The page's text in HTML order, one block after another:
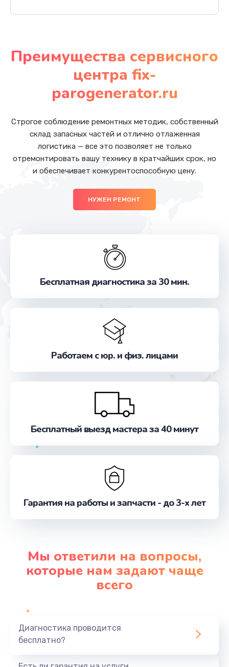
Преимущества сервисного
центра fix-
parogenerator.ru
Строгое соблюдение ремонтных методик, собственный
склад запасных частей и отлично отлаженная
логистика — все это позволяет не только
отремонтировать вашу технику в кратчайших срок, но
и обеспечивает конкурентоспособную цену.
НУЖЕН РЕМОНТ
Бесплатная диагностика за 30 мин.
Работаем с юр. и физ. лицами
Бесплатный выезд мастера за 40 минут
Гарантия на работы и запчасти - до 3-х лет
Мы ответили на вопросы,
которые нам задают чаще
всего
Диагностика проводится
бесплатно?